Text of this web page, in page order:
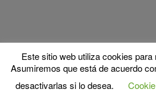
Este sitio web utiliza cookies
Asumiremos que está de acuerdo
desactivarlas si lo desea.